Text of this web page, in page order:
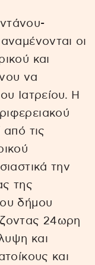
οι
και
να
Ιατρείου. Η
από τις
την
της
δήμου
24ωρη
και
και